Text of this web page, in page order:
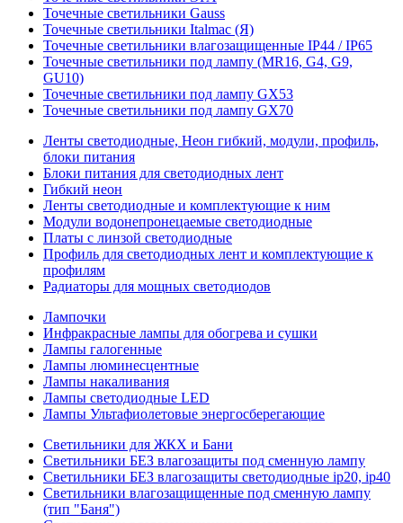
Точечные светильники Gauss
Точечные светильники Italmac (Я)
Точечные светильники влагозащищенные IP44 / IP65
Точечные светильники под лампу (MR16, G4, G9,
GU10)
Точечные светильники под лампу GX53
Точечные светильники под лампу GX70
Ленты светодиодные, Неон гибкий, модули, профиль,
блоки питания
Блоки питания для светодиодных лент
Гибкий неон
Ленты светодиодные и комплектующие к ним
Модули водонепронецаемые светодиодные
Платы с линзой светодиодные
Профиль для светодиодных лент и комплектующие к
профилям
Радиаторы для мощных светодиодов
Лампочки
Инфракрасные лампы для обогрева и сушки
Лампы галогенные
Лампы люминесцентные
Лампы накаливания
Лампы светодиодные LED
Лампы Ультафиолетовые энергосберегающие
Светильники для ЖКХ и Бани
Светильники БЕЗ влагозащиты под сменную лампу
Светильники БЕЗ влагозащиты светодиодные ip20, ip40
Светильники влагозащищенные под сменную лампу
(тип "Баня")